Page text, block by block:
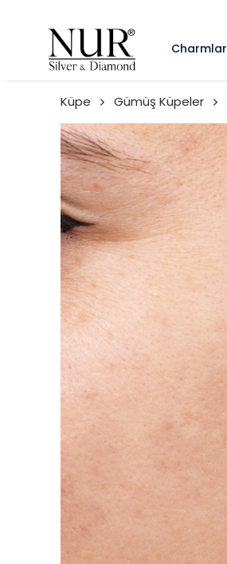
Charmlar
Küpe Gümüş Küpeler